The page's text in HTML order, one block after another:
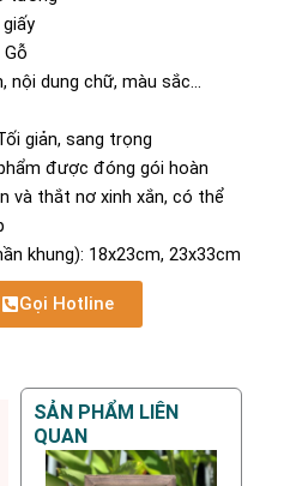
nội dung chữ, màu sắc…
giản, sang trọng
được đóng gói hoàn
và thắt nơ xinh xắn, có thể
khung): 18x23cm, 23x33cm
Gọi Hotline
SẢN PHẨM LIÊN
QUAN